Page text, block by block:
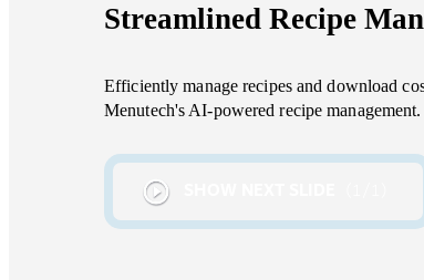
Streamlined Recipe
Efficiently manage recipes and download
Menutech's AI-powered recipe management.